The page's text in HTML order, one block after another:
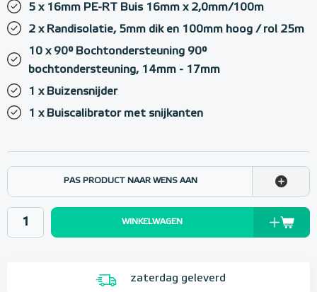
5 x 16mm PE-RT Buis 16mm x 2,0mm/100m
2 x Randisolatie, 5mm dik en 100mm hoog / rol 25m
10 x 90° Bochtondersteuning 90°
bochtondersteuning, 14mm - 17mm
1 x Buizensnijder
1 x Buiscalibrator met snijkanten
PAS PRODUCT NAAR WENS AAN
WINKELWAGEN
zaterdag geleverd